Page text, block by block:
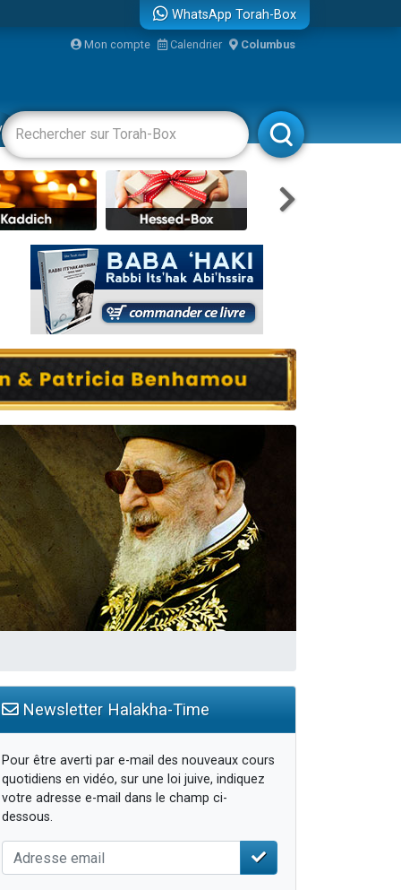
WhatsApp Torah-Box
Mon compte Calendrier Columbus
Livres Rabbanim
Newsletter Halakha-Time
Pour être averti par e-mail des nouveaux cours
quotidiens en vidéo, sur une loi juive, indiquez
votre adresse e-mail dans le champ ci-
dessous.